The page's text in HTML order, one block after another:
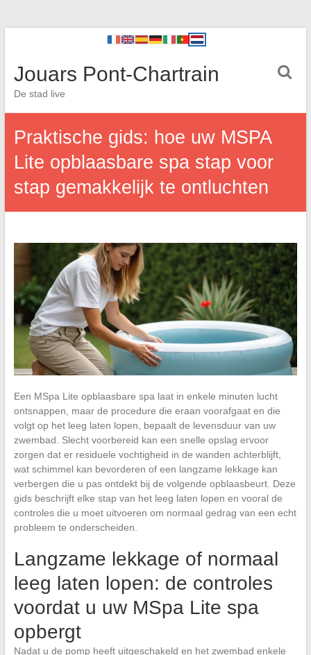
Jouars Pont-Chartrain
De stad live
Praktische gids: hoe uw MSPA
Lite opblaasbare spa stap voor
stap gemakkelijk te ontluchten
Een MSpa Lite opblaasbare spa laat in enkele minuten lucht
ontsnappen, maar de procedure die eraan voorafgaat en die
volgt op het leeg laten lopen, bepaalt de levensduur van uw
zwembad. Slecht voorbereid kan een snelle opslag ervoor
zorgen dat er residuele vochtigheid in de wanden achterblijft,
wat schimmel kan bevorderen of een langzame lekkage kan
verbergen die u pas ontdekt bij de volgende opblaasbeurt. Deze
gids beschrijft elke stap van het leeg laten lopen en vooral de
controles die u moet uitvoeren om normaal gedrag van een echt
probleem te onderscheiden.
Langzame lekkage of normaal
leeg laten lopen: de controles
voordat u uw MSpa Lite spa
opbergt
Nadat u de pomp heeft uitgeschakeld en het zwembad enkele